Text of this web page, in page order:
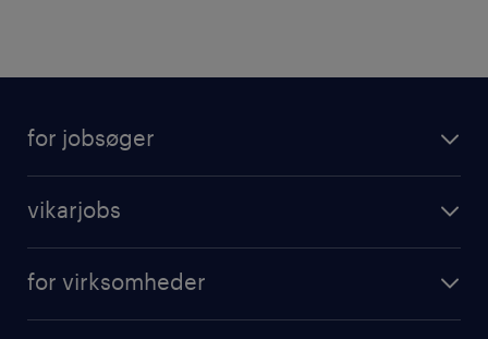
for jobsøger
vikarjobs
for virksomheder